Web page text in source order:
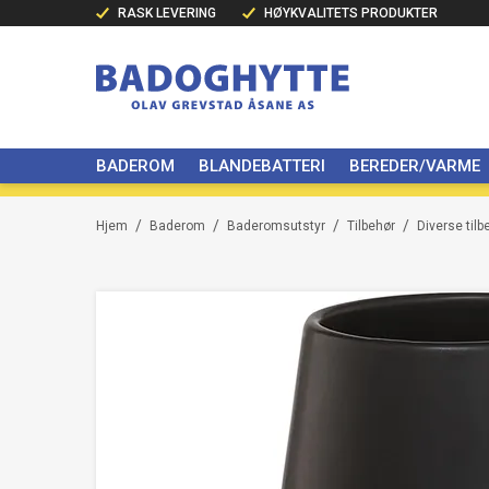
RASK LEVERING HØYKVALITETS PRODUKTER
BADEROM BLANDEBATTERI BEREDER/VARME
/
Hjem /
Baderom /
Baderomsutstyr /
Tilbehør Diverse